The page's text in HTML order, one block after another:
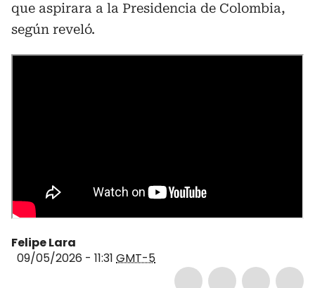
que aspirara a la Presidencia de Colombia,
según reveló.
Felipe Lara
09/05/2026 - 11:31 GMT-5